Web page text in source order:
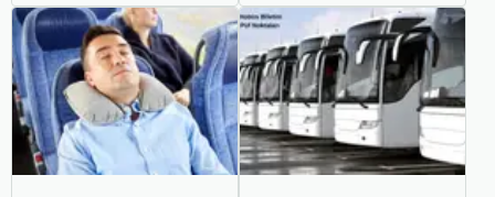
otobüsle seyahat ederken
koltuk seçiminin ne kadar
önemli olduğunu çoğu
zaman fark etmiyoruz.
erken rezervasyon
yapmak, yalnızca
seyahatin maliyetini
azaltmakla kalmaz, aynı
zamanda daha kaliteli bir
seyahat deneyimi
yaşamanızı sağlar.